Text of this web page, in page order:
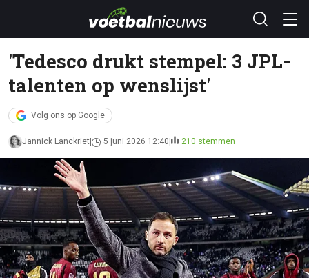
'Tedesco drukt stempel: 3 JPL-
talenten op wenslijst'
Volg ons op Google
Jannick Lanckriet 5 juni 2026 12:40 210 stemmen